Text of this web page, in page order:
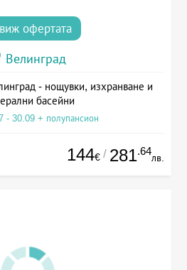
виж офертата
Велинград
- нощувки, изхранване и
басейни
- 30.09 + полупансион
144€ / 281.64
лв.